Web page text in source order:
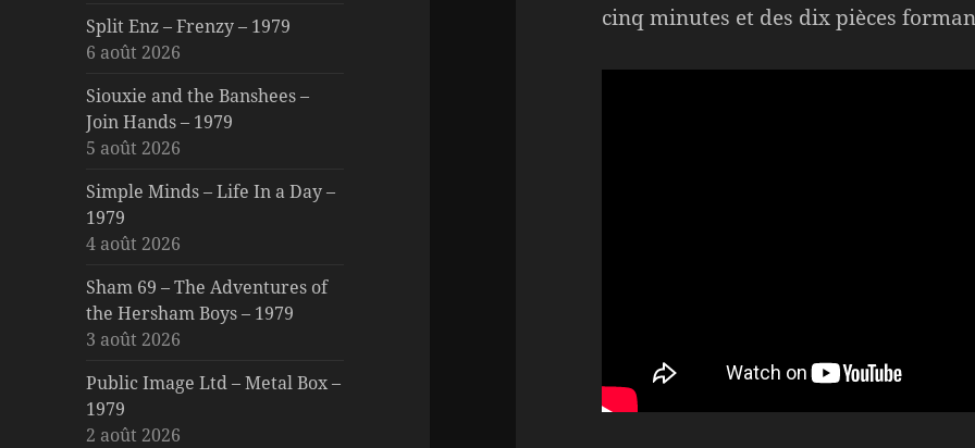
Split Enz – Frenzy – 1979
6 août 2026
Siouxie and the Banshees –
Join Hands – 1979
5 août 2026
Simple Minds – Life In a Day –
1979
4 août 2026
Sham 69 – The Adventures of
the Hersham Boys – 1979
3 août 2026
Public Image Ltd – Metal Box –
1979
2 août 2026
cinq minutes et des dix pièces